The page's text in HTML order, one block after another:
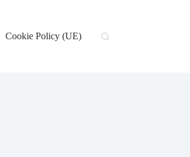
Cookie Policy (UE)